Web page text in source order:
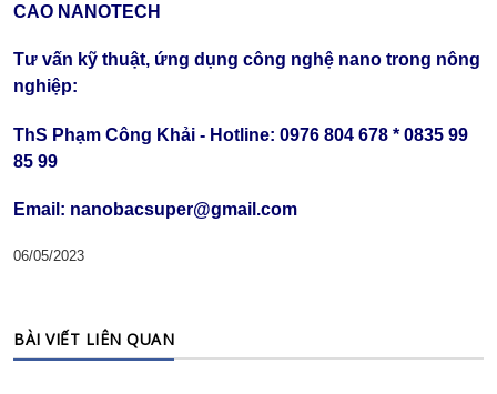
CAO NANOTECH
Tư vấn kỹ thuật, ứng dụng công nghệ nano trong nông
nghiệp:
ThS Phạm Công Khải - Hotline: 0976 804 678 * 0835 99
85 99
Email: nanobacsuper@gmail.com
06/05/2023
BÀI VIẾT LIÊN QUAN